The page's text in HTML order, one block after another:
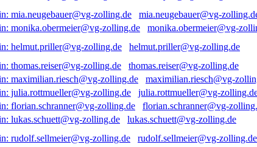
mia.neugebauer@vg-
monika.obermeier@vg-
helmut.priller@vg-zolling.de
thomas.reiser@vg-zolling.de
maximilian.riesch@vg-
julia.rottmueller@vg-
florian.schranner@vg-
lukas.schuett@vg-zolling.de
rudolf.sellmeier@vg-zolling.de